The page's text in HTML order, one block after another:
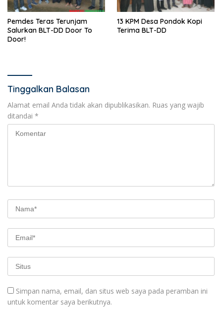
Pemdes Teras Terunjam
Salurkan BLT-DD Door To
Door!
13 KPM Desa Pondok Kopi
Terima BLT-DD
Tinggalkan Balasan
Alamat email Anda tidak akan dipublikasikan. Ruas yang wajib
ditandai *
Simpan nama, email, dan situs web saya pada peramban ini
untuk komentar saya berikutnya.